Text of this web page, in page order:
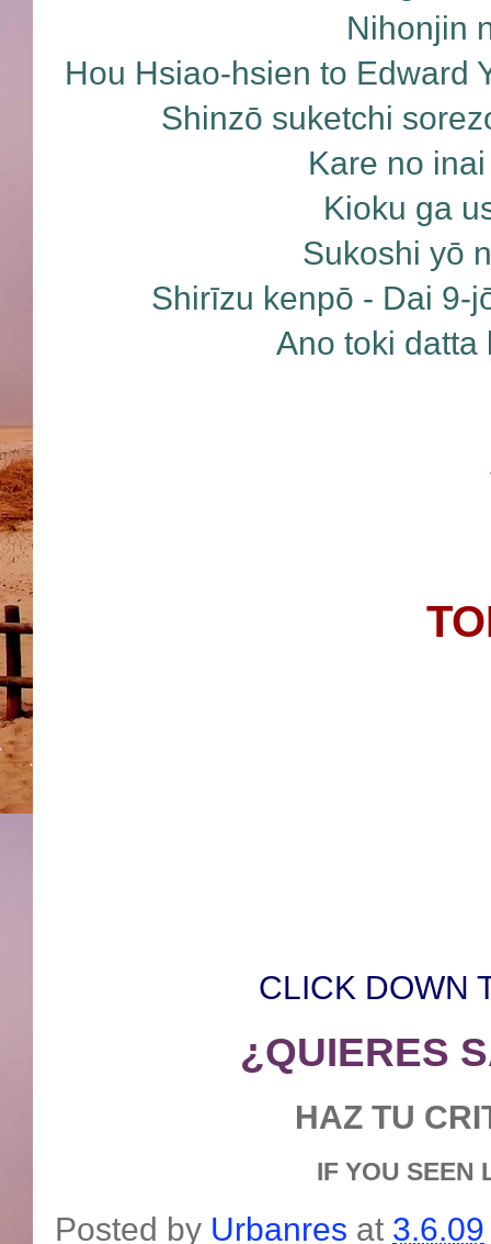
Nihonjin
Hou Hsiao-hsien to Edward
Shinzō suketchi
Kare no
Kioku ga
Sukoshi yō
Shirīzu kenpō - Dai 9-
Ano toki datta
CLICK DOWN
¿QUIERES
HAZ TU
IF YOU SEEN
Posted by Urbanres at 3.6.09